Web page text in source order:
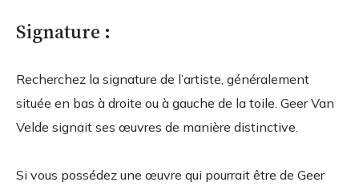
Signature :
Recherchez la signature de l’artiste, généralement
située en bas à droite ou à gauche de la toile. Geer Van
Velde signait ses œuvres de manière distinctive.
Si vous possédez une œuvre qui pourrait être de Geer